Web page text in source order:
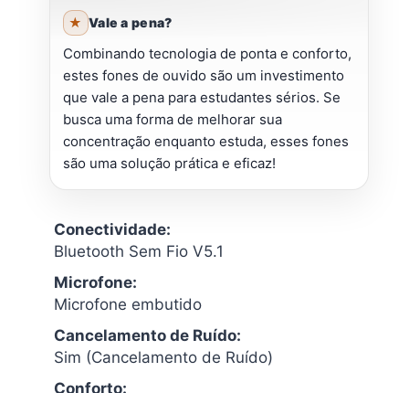
Vale a pena?
Combinando tecnologia de ponta e conforto,
estes fones de ouvido são um investimento
que vale a pena para estudantes sérios. Se
busca uma forma de melhorar sua
concentração enquanto estuda, esses fones
são uma solução prática e eficaz!
Conectividade:
Bluetooth Sem Fio V5.1
Microfone:
Microfone embutido
Cancelamento de Ruído:
Sim (Cancelamento de Ruído)
Conforto: